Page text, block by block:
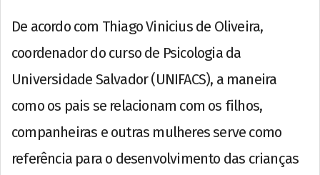
De acordo com Thiago Vinicius de Oliveira,
coordenador do curso de Psicologia da
Universidade Salvador (UNIFACS), a maneira
como os pais se relacionam com os filhos,
companheiras e outras mulheres serve como
referência para o desenvolvimento das crianças